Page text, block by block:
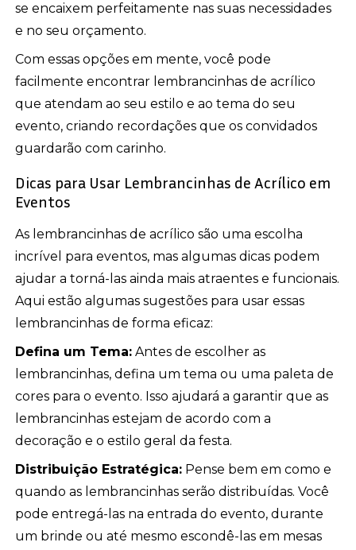
se encaixem perfeitamente nas suas necessidades
e no seu orçamento.
Com essas opções em mente, você pode
facilmente encontrar lembrancinhas de acrílico
que atendam ao seu estilo e ao tema do seu
evento, criando recordações que os convidados
guardarão com carinho.
Dicas para Usar Lembrancinhas de Acrílico em
Eventos
As lembrancinhas de acrílico são uma escolha
incrível para eventos, mas algumas dicas podem
ajudar a torná-las ainda mais atraentes e funcionais.
Aqui estão algumas sugestões para usar essas
lembrancinhas de forma eficaz:
Defina um Tema: Antes de escolher as
lembrancinhas, defina um tema ou uma paleta de
cores para o evento. Isso ajudará a garantir que as
lembrancinhas estejam de acordo com a
decoração e o estilo geral da festa.
Distribuição Estratégica: Pense bem em como e
quando as lembrancinhas serão distribuídas. Você
pode entregá-las na entrada do evento, durante
um brinde ou até mesmo escondê-las em mesas